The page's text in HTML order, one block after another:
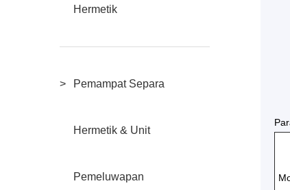
Hermetik
Pemampat Separa
Hermetik & Unit
Pemeluwapan